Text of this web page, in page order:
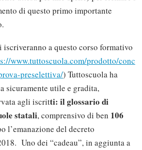
di questo primo importante
iscriveranno a questo corso formativo
www.tuttoscuola.com/prodotto/conc
preselettiva/) Tuttoscuola ha
sicuramente utile e gradita,
agli iscritti: il glossario di
statali, comprensivo di ben 106
l’emanazione del decreto
Uno dei “cadeau”, in aggiunta a